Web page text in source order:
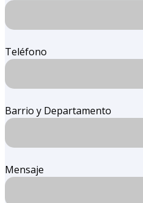
Teléfono
Barrio y Departamento
Mensaje